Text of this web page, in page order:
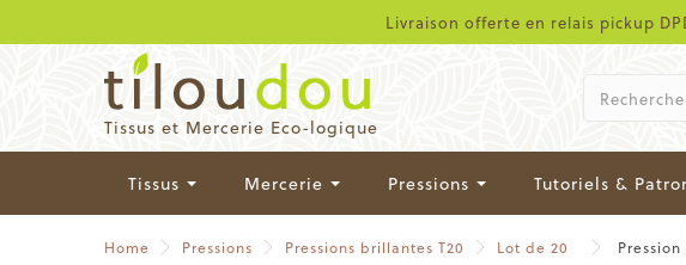
Livraison offerte en relais pickup
Tissus et Mercerie Eco-logique
Tissus Mercerie Pressions Tutoriels &
Home Pressions Pressions brillantes T20 Lot de 20